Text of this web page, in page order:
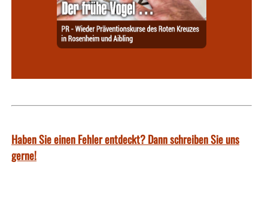
Haben Sie einen Fehler entdeckt? Dann schreiben Sie uns
gerne!